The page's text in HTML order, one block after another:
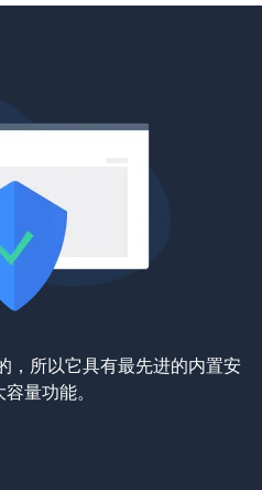
所以它具有最先进的内置安
量功能。